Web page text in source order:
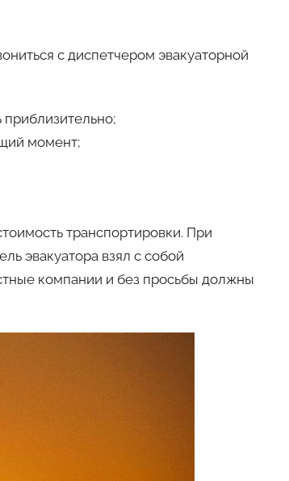
с диспетчером эвакуаторной
момент;
транспортировки. При
эвакуатора взял с собой
компании и без просьбы должны